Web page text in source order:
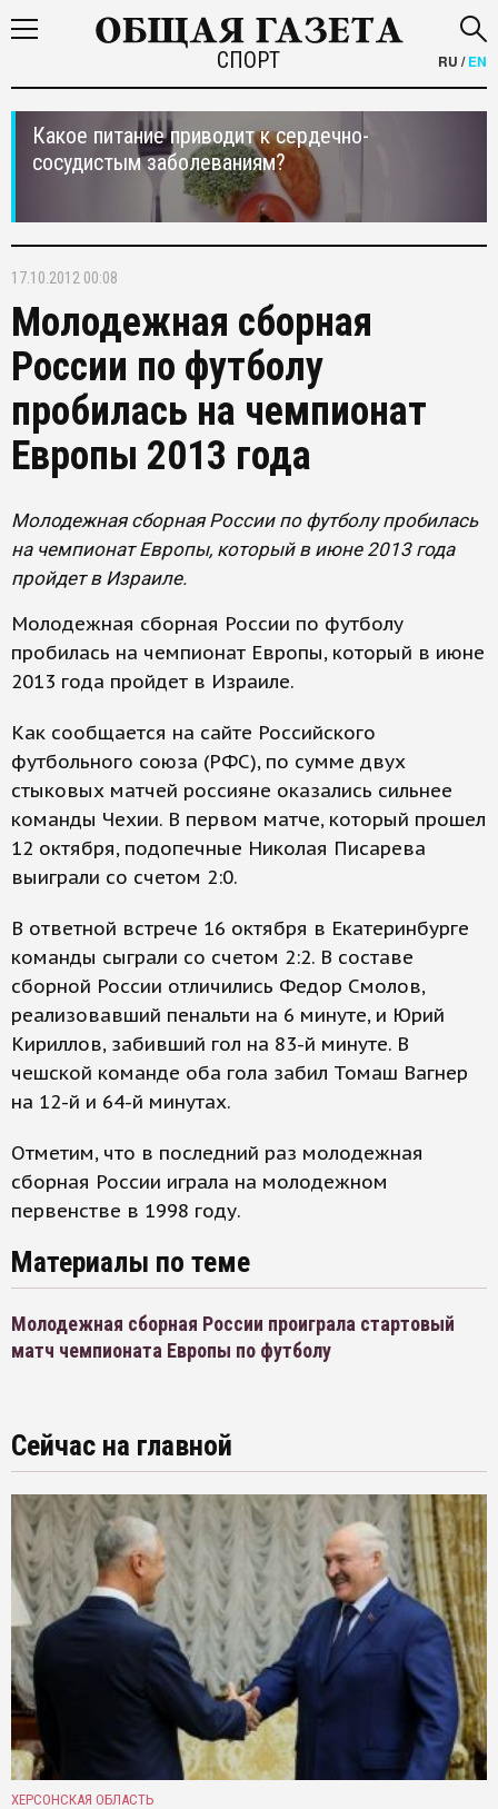
СПОРТ RU /EN
Какое питание приводит к сердечно-
сосудистым заболеваниям?
17.10.2012 00:08
Молодежная сборная
России по футболу
пробилась на чемпионат
Европы 2013 года
Молодежная сборная России по футболу пробилась
на чемпионат Европы, который в июне 2013 года
пройдет в Израиле.
Молодежная сборная России по футболу
пробилась на чемпионат Европы, который в июне
2013 года пройдет в Израиле.
Как сообщается на сайте Российского
футбольного союза (РФС), по сумме двух
стыковых матчей россияне оказались сильнее
команды Чехии. В первом матче, который прошел
12 октября, подопечные Николая Писарева
выиграли со счетом 2:0.
В ответной встрече 16 октября в Екатеринбурге
команды сыграли со счетом 2:2. В составе
сборной России отличились Федор Смолов,
реализовавший пенальти на 6 минуте, и Юрий
Кириллов, забивший гол на 83-й минуте. В
чешской команде оба гола забил Томаш Вагнер
на 12-й и 64-й минутах.
Отметим, что в последний раз молодежная
сборная России играла на молодежном
первенстве в 1998 году.
Материалы по теме
Молодежная сборная России проиграла стартовый
матч чемпионата Европы по футболу
Сейчас на главной
ХЕРСОНСКАЯ ОБЛАСТЬ